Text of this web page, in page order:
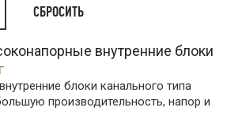
СБРОСИТЬ
внутренние блоки
блоки канального типа
производительность, напор и